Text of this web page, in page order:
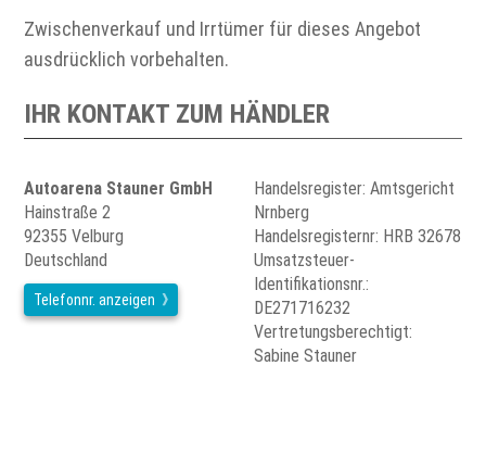
Zwischenverkauf und Irrtümer für dieses Angebot
ausdrücklich vorbehalten.
IHR KONTAKT ZUM HÄNDLER
Autoarena Stauner GmbH
Hainstraße 2
92355 Velburg
Deutschland
Telefonnr. anzeigen
Handelsregister: Amtsgericht
Nrnberg
Handelsregisternr: HRB 32678
Umsatzsteuer-
Identifikationsnr.:
DE271716232
Vertretungsberechtigt:
Sabine Stauner